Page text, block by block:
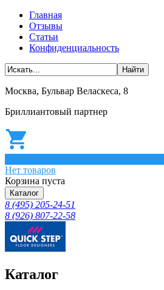
Главная
Отзывы
Статьи
Конфиденциальность
Москва, Бульвар Веласкеса, 8
Бриллиантовый партнер
Нет товаров
Корзина пуста
Каталог
8 (495) 205-24-51
8 (926) 807-22-58
Каталог